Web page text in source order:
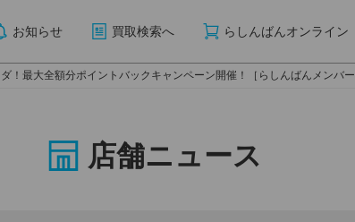
お知らせ 買取検索へ らしんばんオンライン
！最大全額分ポイントバックキャンペーン開催！［らしんばんメンバー
店舗ニュース